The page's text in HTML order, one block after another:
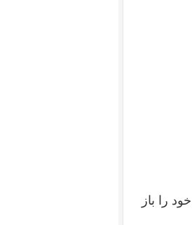
را باز